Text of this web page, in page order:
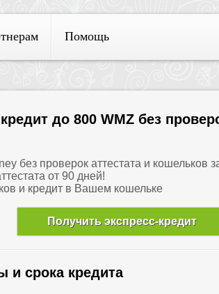
Помощь
до 800 WMZ без
без проверок аттестата и кошельков
от 90 дней!
и кредит в Вашем кошельке
Получить экспресс-кредит
и срока кредита